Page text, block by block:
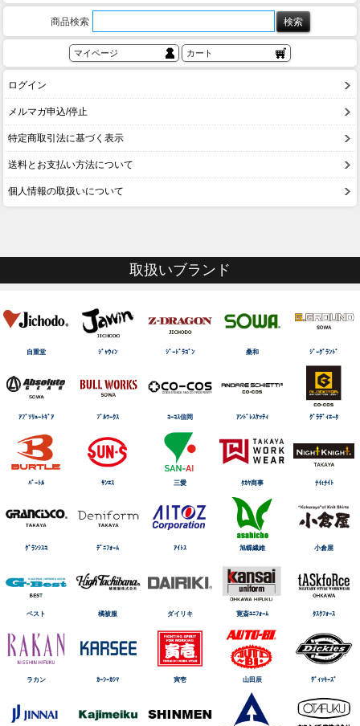
商品検索
マイページ カート
ログイン
メルマガ申込/停止
特定商取引法に基づく表示
送料とお支払い方法について
個人情報の取扱いについて
取扱いブランド
自重堂 ｼﾞｬｳｨﾝ ｼﾞｰﾄﾞﾗｺﾞﾝ 桑和 ｼﾞｰｸﾞﾗﾝﾄﾞ
ｱﾌﾞｿﾘｭｰﾄｷﾞｱ ﾌﾞﾙﾜｰｸｽ ｺｰｺｽ信岡 ｱﾝﾄﾞﾚｽｹｯﾃｨ ｸﾞﾗﾃﾞｨｴｰﾀ
ﾊﾞｰﾄﾙ ｻﾝｴｽ 三愛 ﾀｶﾔ商事 ﾅｲtﾅｲﾄ
ｸﾞﾗﾝｼｽｺ ﾃﾞﾆﾌｫｰﾑ ｱｲﾄｽ 旭蝶繊維 小倉屋
ベスト 橘被服 ダイリキ 寛斎ﾕﾆﾌｫｰﾑ ﾀｽｸﾌｫｰｽ
ラカン ｶｰｼｰｶｼﾏ 寅壱 山田辰 ﾃﾞｨｯｷｰｽﾞ